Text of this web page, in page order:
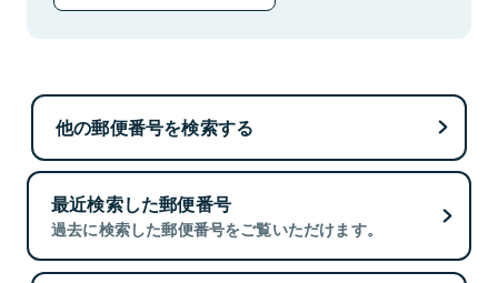
他の郵便番号を検索する
最近検索した郵便番号
過去に検索した郵便番号をご覧いただけます。